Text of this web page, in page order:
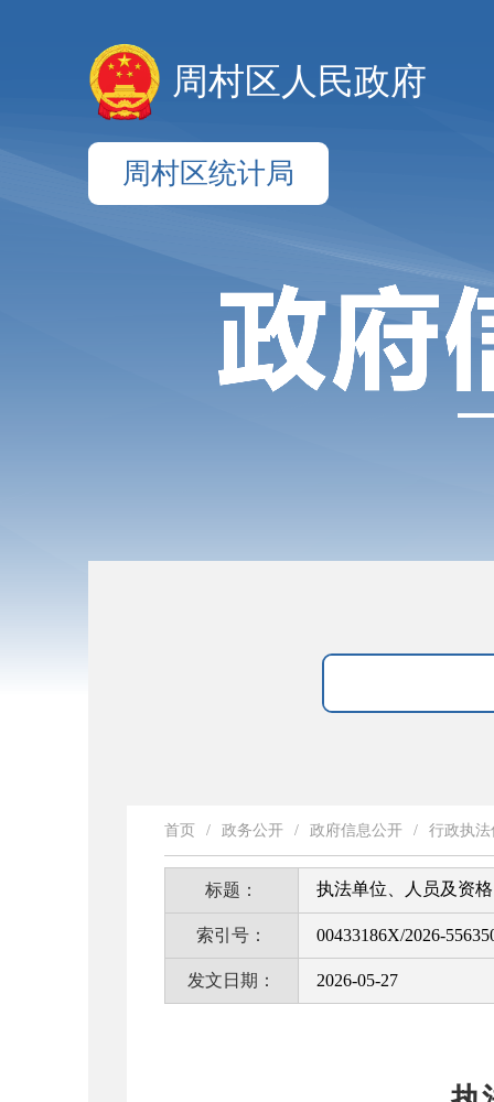
周村区人民政府
周村区统计局
首页 / 政务公开 / 政府信息公开 / 行政执法
标题： 执法单位、人员及资格
索引号： 00433186X/2026-
发文日期： 2026-05-27